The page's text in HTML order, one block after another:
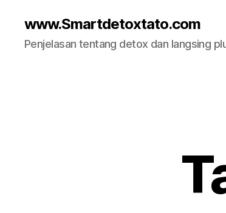
www.Smartdetoxtato.com
Penjelasan tentang detox dan langsing